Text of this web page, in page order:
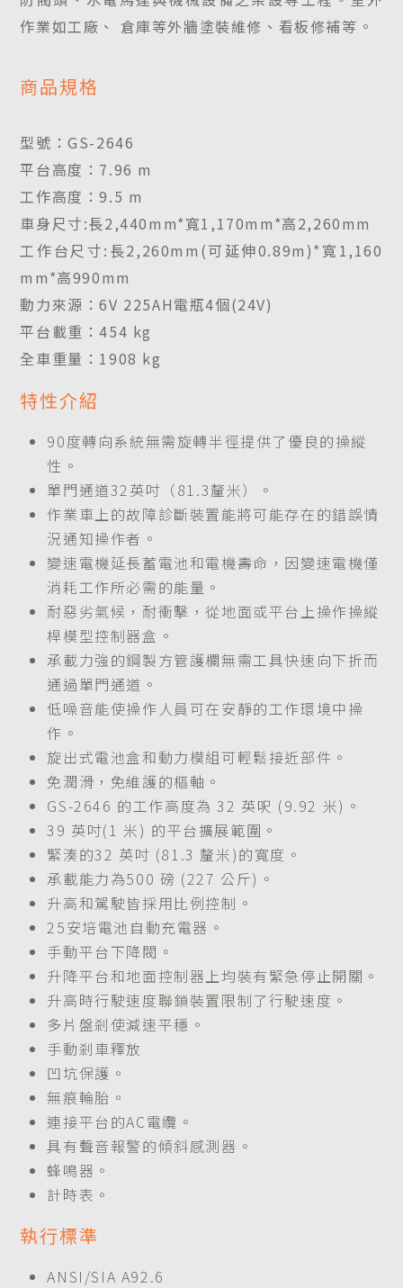
作業如工廠、 倉庫等外牆塗裝維修、看板修補等。
商品規格
型號：GS-2646
平台高度：7.96 m
工作高度：9.5 m
車身尺寸:長2,440mm*寬1,170mm*高2,260mm
工作台尺寸:長2,260mm(可延伸0.89m)*寬1,160
mm*高990mm
動力來源：6V 225AH電瓶4個(24V)
平台載重：454 kg
全車重量：1908 kg
特性介紹
90度轉向系統無需旋轉半徑提供了優良的操縱
性。
單門通道32英吋（81.3釐米）。
作業車上的故障診斷裝置能將可能存在的錯誤情
況通知操作者。
變速電機延長蓄電池和電機壽命，因變速電機僅
消耗工作所必需的能量。
耐惡劣氣候，耐衝擊，從地面或平台上操作操縱
桿模型控制器盒。
承載力強的鋼製方管護欄無需工具快速向下折而
通過單門通道。
低噪音能使操作人員可在安靜的工作環境中操
作。
旋出式電池盒和動力模組可輕鬆接近部件。
免潤滑，免維護的樞軸。
GS-2646 的工作高度為 32 英呎 (9.92 米)。
39 英吋(1 米) 的平台擴展範圍。
緊湊的32 英吋 (81.3 釐米)的寬度。
承載能力為500 磅 (227 公斤)。
升高和駕駛皆採用比例控制。
25安培電池自動充電器。
手動平台下降閥。
升降平台和地面控制器上均裝有緊急停止開關。
升高時行駛速度聯鎖裝置限制了行駛速度。
多片盤剎使減速平穩。
手動剎車釋放
凹坑保護。
無痕輪胎。
連接平台的AC電纜。
具有聲音報警的傾斜感測器。
蜂鳴器。
計時表。
執行標準
ANSI/SIA A92.6